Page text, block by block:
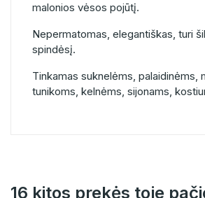
malonios vėsos pojūtį.
Nepermatomas, elegantiškas, turi
spindėsį.
Tinkamas suknelėms, palaidinėms,
tunikoms, kelnėms, sijonams,
16 kitos prekės toje